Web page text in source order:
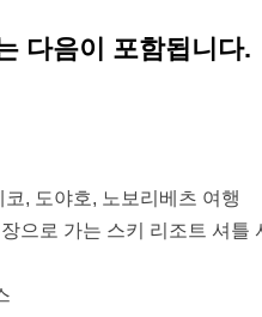
다음이 포함됩니다.
, 도야호, 노보리베츠 여행
으로 가는 스키 리조트 셔틀